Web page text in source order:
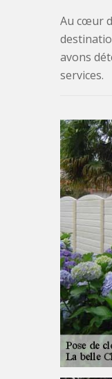
Au cœur
avons
services.